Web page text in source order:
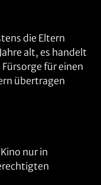
die Eltern
alt, es handelt
für einen
übertragen
nur in